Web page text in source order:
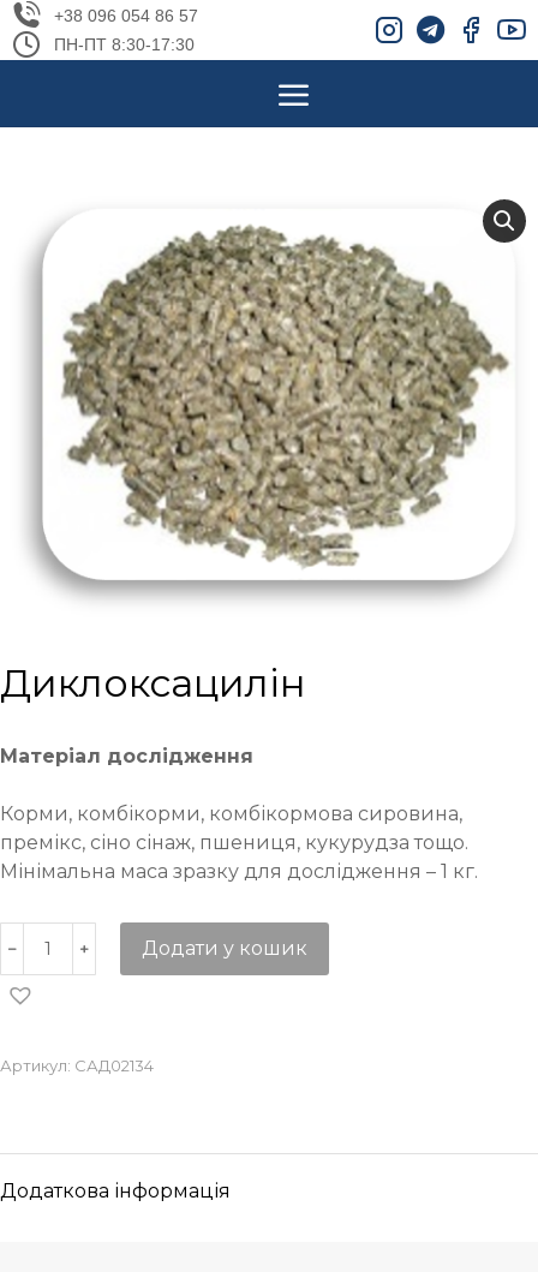
+38 096 054 86 57
ПН-ПТ 8:30-17:30
Диклоксацилін
Матеріал дослідження
Корми, комбікорми, комбікормова сировина,
премікс, сіно сінаж, пшениця, кукурудза тощо.
Мінімальна маса зразку для дослідження – 1 кг.
Додати у кошик
Артикул: САД02134
Додаткова інформація